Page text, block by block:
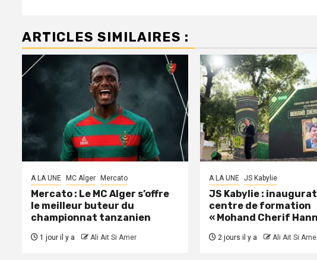
ARTICLES SIMILAIRES :
A LA UNE MC Alger Mercato
Mercato : Le MC Alger s’offre
le meilleur buteur du
championnat tanzanien
1 jour il y a Ali Ait Si Amer
A LA UNE JS Kabylie
JS Kabylie :
centre de formation
« Mohand Cherif
2 jours il y a Ali Ait Si